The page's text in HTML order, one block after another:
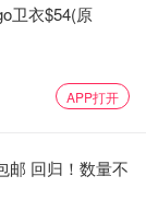
卫衣$54(原
APP打开
邮 回归！数量不